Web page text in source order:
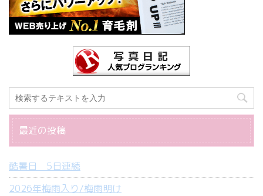
最近の投稿
酷暑日 5日連続
2026年梅雨入り/梅雨明け